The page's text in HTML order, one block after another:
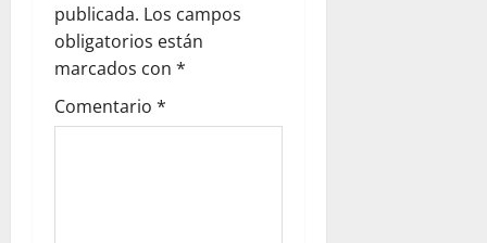
publicada. Los campos
obligatorios están
marcados con *
Comentario *